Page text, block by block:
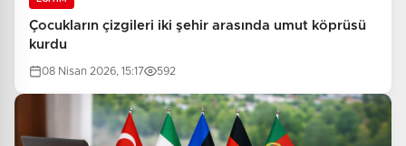
Çocukların çizgileri iki şehir arasında umut köprüsü
kurdu
08 Nisan 2026, 15:17 592